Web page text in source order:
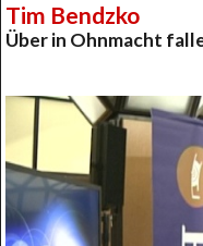
Tim Bendzko
Über in Ohnmacht